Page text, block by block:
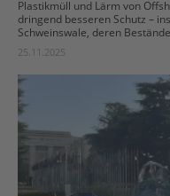
Plastikmüll und Lärm von
dringend besseren Schutz –
Schweinswale, deren
25.11.2025